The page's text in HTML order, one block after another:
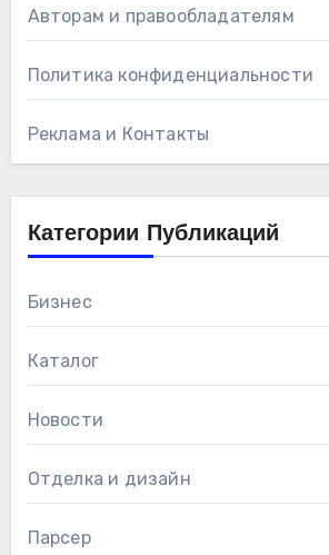
Авторам и правообладателям
Политика конфиденциальности
Реклама и Контакты
Категории Публикаций
Бизнес
Каталог
Новости
Отделка и дизайн
Парсер